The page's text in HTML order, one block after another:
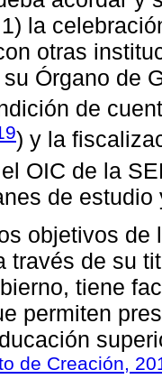
la
otras
Órgano de
de
) y la
OIC de la
de
objetivos
través de su
tiene
permiten
de Creación,